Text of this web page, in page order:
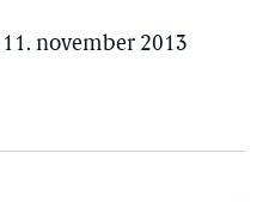
november 2013